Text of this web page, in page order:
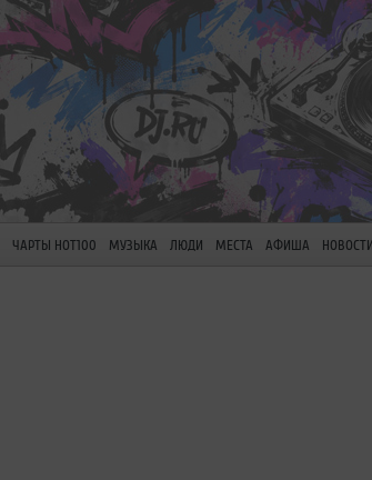
ЧАРТЫ HOT100 МУЗЫКА ЛЮДИ МЕСТА АФИША НОВОСТИ